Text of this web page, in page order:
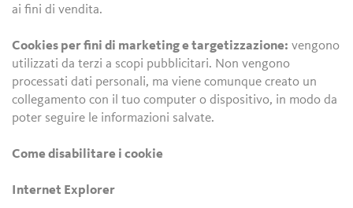
ai fini di vendita.
Cookies per fini di marketing e targetizzazione: vengono
utilizzati da terzi a scopi pubblicitari. Non vengono
processati dati personali, ma viene comunque creato un
collegamento con il tuo computer o dispositivo, in modo da
poter seguire le informazioni salvate.
Come disabilitare i cookie
Internet Explorer